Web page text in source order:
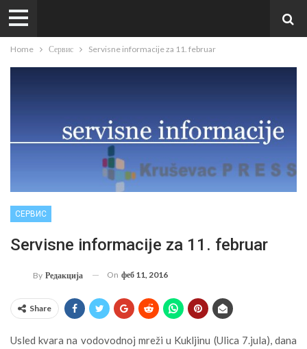
Home Сервис Servisne informacije za 11. februar
СЕРВИС
Servisne informacije za 11. februar
By Редакција On феб 11, 2016
Share
Usled kvara na vodovodnoj mreži u Kukljinu (Ulica 7.jula), dana